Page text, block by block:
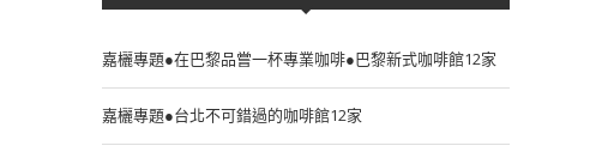
嘉欐專題●在巴黎品嘗一杯專業咖啡●巴黎新式咖啡館12家
嘉欐專題●台北不可錯過的咖啡館12家